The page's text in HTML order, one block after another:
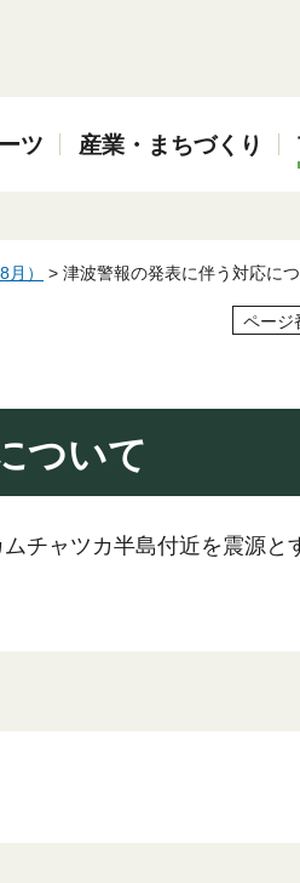
ツ 産業・まちづくり
） > 津波警報の発表に伴う対応に
ページ
ついて
チャツカ半島付近を震源と